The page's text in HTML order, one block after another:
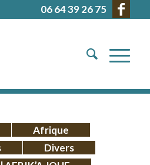
06 64 39 26 75
Afrique
Divers